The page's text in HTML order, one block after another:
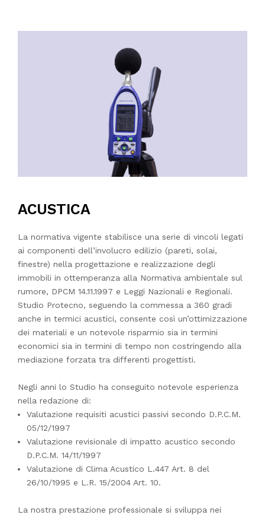
ACUSTICA
La normativa vigente stabilisce una serie di vincoli legati
ai componenti dell’involucro edilizio (pareti, solai,
finestre) nella progettazione e realizzazione degli
immobili in ottemperanza alla Normativa ambientale sul
rumore, DPCM 14.11.1997 e Leggi Nazionali e Regionali.
Studio Protecno, seguendo la commessa a 360 gradi
anche in termici acustici, consente così un’ottimizzazione
dei materiali e un notevole risparmio sia in termini
economici sia in termini di tempo non costringendo alla
mediazione forzata tra differenti progettisti.
Negli anni lo Studio ha conseguito notevole esperienza
nella redazione di:
Valutazione requisiti acustici passivi secondo D.P.C.M.
05/12/1997
Valutazione revisionale di impatto acustico secondo
D.P.C.M. 14/11/1997
Valutazione di Clima Acustico L.447 Art. 8 del
26/10/1995 e L.R. 15/2004 Art. 10.
La nostra prestazione professionale si sviluppa nei